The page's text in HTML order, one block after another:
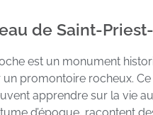
de Saint-
est un monument
promontoire rocheux.
apprendre sur la vie